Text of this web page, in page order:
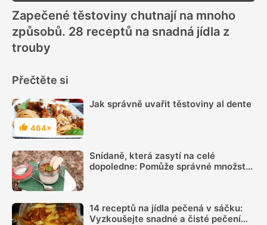
Zapečené těstoviny chutnají na mnoho
způsobů. 28 receptů na snadná jídla z
trouby
Přečtěte si
Hodnocení
464×
Jak správně uvařit těstoviny al dente
Snídaně, která zasytí na celé
dopoledne: Pomůže správné množství
14 receptů na jídla pečená v sáčku:
Vyzkoušejte snadné a čisté pečení